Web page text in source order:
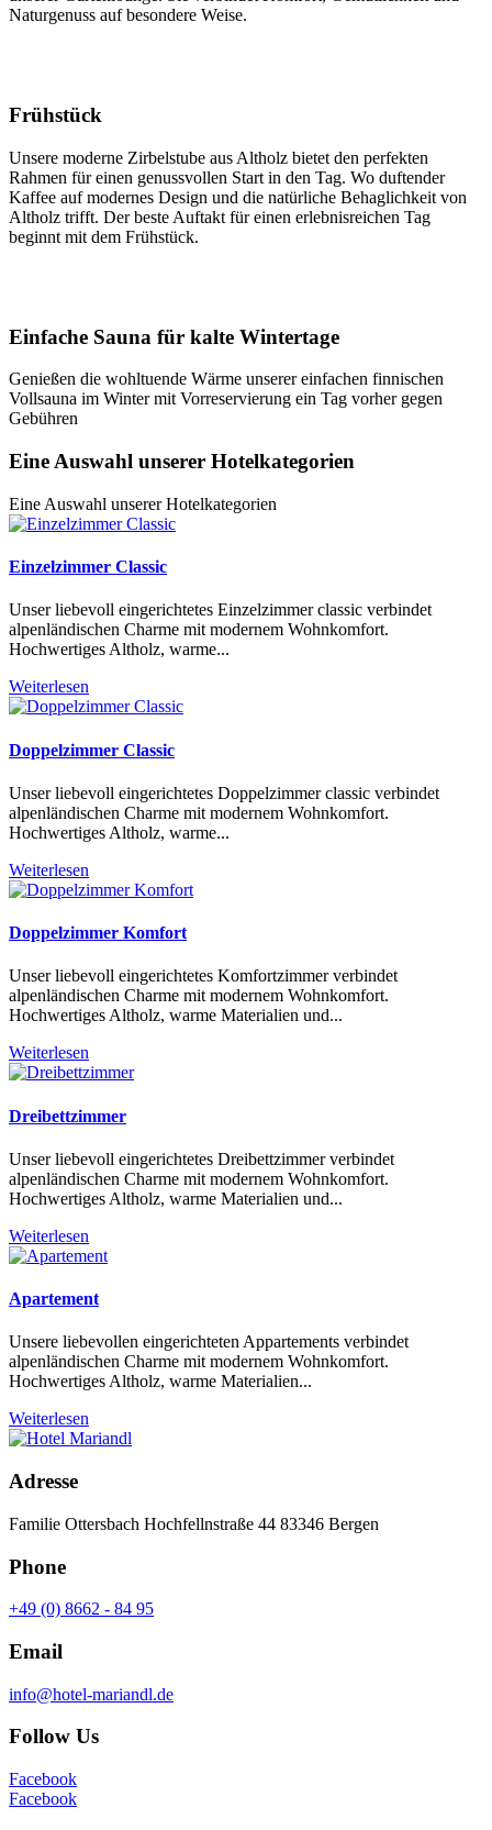
Naturgenuss auf besondere Weise.
Frühstück
Unsere moderne Zirbelstube aus Altholz bietet den perfekten
Rahmen für einen genussvollen Start in den Tag. Wo duftender
Kaffee auf modernes Design und die natürliche Behaglichkeit von
Altholz trifft. Der beste Auftakt für einen erlebnisreichen Tag
beginnt mit dem Frühstück.
Einfache Sauna für kalte Wintertage
Genießen die wohltuende Wärme unserer einfachen finnischen
Vollsauna im Winter mit Vorreservierung ein Tag vorher gegen
Gebühren
Eine Auswahl unserer Hotelkategorien
Eine Auswahl unserer Hotelkategorien
Einzelzimmer Classic
Unser liebevoll eingerichtetes Einzelzimmer classic verbindet
alpenländischen Charme mit modernem Wohnkomfort.
Hochwertiges Altholz, warme...
Weiterlesen
Doppelzimmer Classic
Unser liebevoll eingerichtetes Doppelzimmer classic verbindet
alpenländischen Charme mit modernem Wohnkomfort.
Hochwertiges Altholz, warme...
Weiterlesen
Doppelzimmer Komfort
Unser liebevoll eingerichtetes Komfortzimmer verbindet
alpenländischen Charme mit modernem Wohnkomfort.
Hochwertiges Altholz, warme Materialien und...
Weiterlesen
Dreibettzimmer
Unser liebevoll eingerichtetes Dreibettzimmer verbindet
alpenländischen Charme mit modernem Wohnkomfort.
Hochwertiges Altholz, warme Materialien und...
Weiterlesen
Apartement
Unsere liebevollen eingerichteten Appartements verbindet
alpenländischen Charme mit modernem Wohnkomfort.
Hochwertiges Altholz, warme Materialien...
Weiterlesen
Adresse
Familie Ottersbach Hochfellnstraße 44 83346 Bergen
Phone
+49 (0) 8662 - 84 95
Email
info@hotel-mariandl.de
Follow Us
Facebook
Facebook